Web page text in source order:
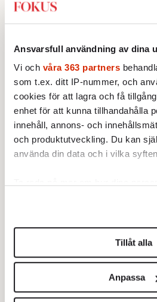
Ansvarsfull användning av dina
Vi och våra 363 partners
som t.ex. ditt IP-nummer, och
cookies för att lagra och få
enhet för att kunna tillhandahålla
innehåll, annons- och
och produktutveckling. Du kan
använda din data och i vilka
Du kan ändra eller dra tillbaka ditt
helst från cookie-förklaringen.
Vi använder enhetsidentifierare
för sociala medier och analysera
vidarebefordrar även sådana
Tillåt alla
Anpassa
Mitt tips till er som inte
minneshögtiderna,
åtminstone Aretha
***